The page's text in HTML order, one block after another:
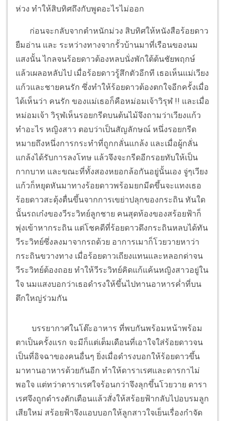
ห่วง ทำให้สิบทิศถึงกับพูดอะไรไม่ออก
ก่อนจะกลับจากตำหนักม่วง สิบทิศให้หนังสือร้อยดาว
ยืมอ่าน และ ระหว่างทางจากรั้วบ้านมาที่เรือนของนม
แสงนั้น ไกลจนร้อยดาวต้องหลบนั่งพักใต้ต้นชัยพฤกษ์
แล้วเผลอหลับไป เมื่อร้อยดาวรู้สึกตัวอีกที เธอเห็นแม่เวียง
แก้วและชายคนรัก ซึ่งทำให้ร้อยดาวต้องตกใจอีกครั้งเมื่อ
ได้เห็นว่า คนรัก ของแม่เธอก็คือหม่อมเจ้าวิรุฬ !! และเมื่อ
หม่อมเจ้า วิรุฬเห็นรอยกรีดบนต้นไม้จึงถามว่าเวียงแก้ว
ทำอะไร หญิงสาว ตอบว่าเป็นสัญลักษณ์ หนึ่งรอยกรีด
หมายถึงหนึ่งการกระทำที่ถูกกลั่นแกล้ง และเมื่อผู้กลั่น
แกล้งได้รับการลงโทษ แล้วจึงจะกรีดอีกรอยทับให้เป็น
กากบาท และขณะที่ทั้งสองหยอกล้อกันอยู่นั้นเอง จู่ๆเวียง
แก้วก็หยุดหันมาทางร้อยดาวพร้อมยกมีดขึ้นจะแทงเธอ
ร้อยดาวสะดุ้งตื่นขึ้นจากการเขย่าปลุกของกระถิน ทันใด
นั้นรถเก๋งของวีระวิทย์ลูกชาย คนสุดท้องของสร้อยฟ้าก็
พุ่งเข้าหากระถิน แต่โชคดีที่ร้อยดาวดึงกระถินหลบได้ทัน
วีระวิทย์ซึ่งลงมาจากรถด้วย อาการเมาก็โวยวายหาว่า
กระถินขวางทาง เมื่อร้อยดาวเถียงแทนและหลอกด่าจน
วีระวิทย์ต้องถอย ทำให้วีระวิทย์คิดแก้แค้นหญิงสาวอยู่ใน
ใจ นมแสงบอกว่าเธอดำรงให้ขึ้นไปทานอาหารค่ำที่บน
ตึกใหญ่ร่วมกัน
บรรยากาศในโต๊ะอาหาร ที่พบกันพร้อมหน้าพร้อม
ตาเป็นครั้งแรก จะมีก็แต่เต็มเดือนที่เอาใจใส่ร้อยดาวจน
เป็นที่อิจฉาของคนอื่นๆ ยิ่งเมื่อดำรงบอกให้ร้อยดาวขึ้น
มาทานอาหารด้วยกันอีก ทำให้ดาราเรศและดารกาไม่
พอใจ แต่ทว่าดาราเรศใจร้อนกว่าจึงลุกขึ้นโวยวาย ดารา
เรศจึงถูกดำรงตักเตือนแล้วสั่งให้สร้อยฟ้ากลับไปอบรมลูก
เสียใหม่ สร้อยฟ้าจึงแอบบอกให้ลูกสาวใจเย็นเรื่องกำจัด